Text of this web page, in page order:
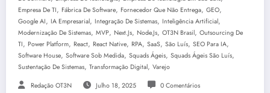
Empresa De TI, Fábrica De Software, Fornecedor Que Não Entrega, GEO,
Google AI, IA Empresarial, Integração De Sistemas, Inteligência Artificial,
Modernização De Sistemas, MVP, Next.js, Node.js, OT3N Brasil, Outsourcing De
TI, Power Platform, React, React Native, RPA, SaaS, São Luís, SEO Para IA,
Software House, Software Sob Medida, Squads Ágeis, Squads Ágeis São Luís,
Sustentação De Sistemas, Transformação Digital, Varejo
Redação OT3N Julho 18, 2025 0 Comentários